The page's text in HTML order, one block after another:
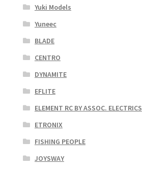
Yuki Models
Yuneec
BLADE
CENTRO
DYNAMITE
EFLITE
ELEMENT RC BY ASSOC. ELECTRICS
ETRONIX
FISHING PEOPLE
JOYSWAY